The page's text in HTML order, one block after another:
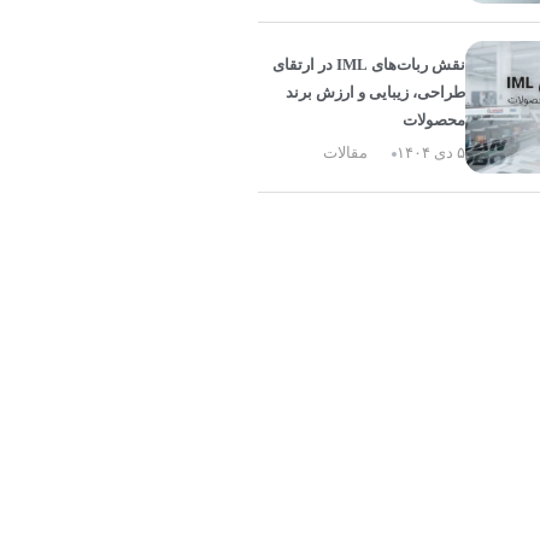
نقش ربات‌های IML در ارتقای
طراحی، زیبایی و ارزش برند
محصولات
۵ دی ۱۴۰۴
مقالات